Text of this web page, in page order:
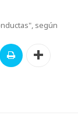
según